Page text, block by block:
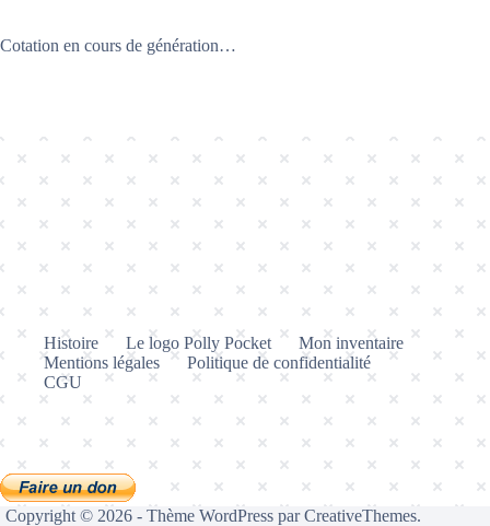
Cotation en cours de génération…
Histoire Le logo Polly Pocket
Mon inventaire
Mentions légales
Politique de confidentialité
CGU
Copyright © 2026 - Thème WordPress parCreativeThemes.